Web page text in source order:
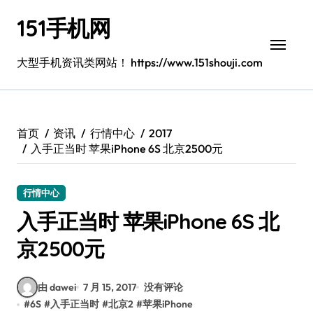
151手机网
大型手机资讯类网站！ https://www.151shouji.com
首页 资讯 行情中心
2017
入手正当时 苹果iPhone 6S 北京2500元
行情中心
入手正当时 苹果iPhone 6S 北
京2500元
由 dawei 7 月 15, 2017 没有评论
#6S #入手正当时 #北京2 #苹果iPhone